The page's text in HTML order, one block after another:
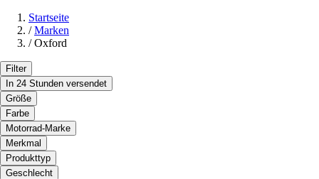
Startseite
/ Marken
/ Oxford
Filter
In 24 Stunden versendet
Größe
Farbe
Motorrad-Marke
Merkmal
Produkttyp
Geschlecht